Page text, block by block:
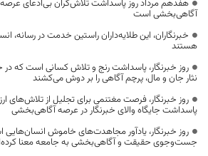
هفدهم مرداد روز پاسداشت تلاش‌گران بی‌ادعای عرصه
آگاهی‌بخشی است
خبرنگاران، این طلایه‌داران راستین خدمت در رسانه،
هستند
روز خبرنگار، پاسداشت رنج و تلاش کسانی است که در
نثار جان و مال، پرچم آگاهی را بر دوش می‌کشند
روز خبرنگار، فرصت مغتنمی برای تجلیل از تلاش‌های
پاسداشت جایگاه والای خبرنگار در عرصه آگاهی‌بخشی
روز خبرنگار، یادآور مجاهدت‌های خاموش
جست‌وجوی حقیقت و آگاهی‌بخشی به جامعه معنا